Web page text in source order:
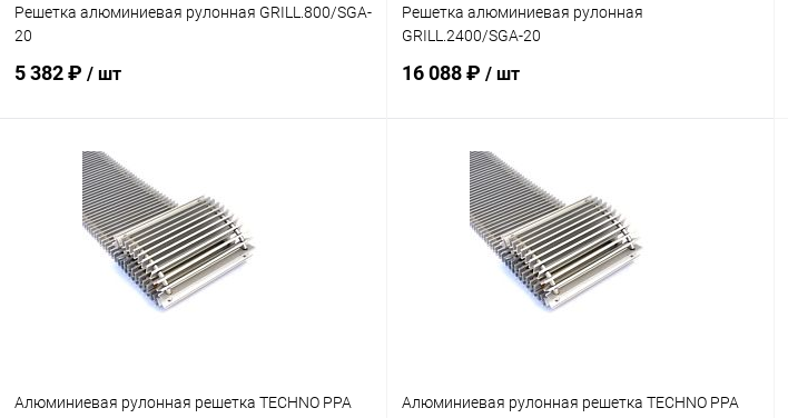
Решетка алюминиевая рулонная GRILL.800/SGA-
20
5 382 ₽ / шт
Купить в 1 клик Сравнение
В избранное заказ 3-5 дней
Решетка алюминиевая рулонная
GRILL.2400/SGA-20
16 088 ₽ / шт
Купить в 1 клик Сравнение
В избранное заказ 3-5 дней
Алюминиевая рулонная решетка TECHNO РРА
Алюминиевая рулонная решетка TECHNO РРА